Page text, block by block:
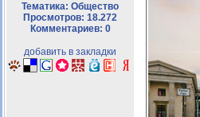
Тематика: Общество
Просмотров: 18.272
Комментариев: 0
добавить в закладки